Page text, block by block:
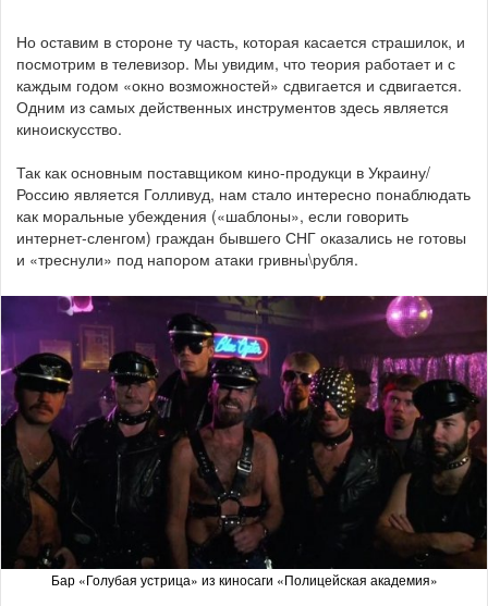
Но оставим в стороне ту часть, которая касается страшилок, и
посмотрим в телевизор. Мы увидим, что теория работает и с
каждым годом «окно возможностей» сдвигается и сдвигается.
Одним из самых действенных инструментов здесь является
киноискусство.
Так как основным поставщиком кино-продукци в Украину/
Россию является Голливуд, нам стало интересно понаблюдать
как моральные убеждения («шаблоны», если говорить
интернет-сленгом) граждан бывшего СНГ оказались не готовы
и «треснули» под напором атаки гривны\рубля.
Бар «Голубая устрица» из киносаги «Полицейская академия»